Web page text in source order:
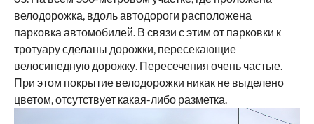
велодорожка, вдоль автодороги расположена
парковка автомобилей. В связи с этим от парковки к
тротуару сделаны дорожки, пересекающие
велосипедную дорожку. Пересечения очень частые.
При этом покрытие велодорожки никак не выделено
цветом, отсутствует какая-либо разметка.